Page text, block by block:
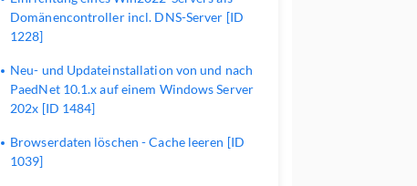
Domänencontroller incl. DNS-Server [ID
1228]
Neu- und Updateinstallation von und nach
PaedNet 10.1.x auf einem Windows Server
202x [ID 1484]
Browserdaten löschen - Cache leeren [ID
1039]